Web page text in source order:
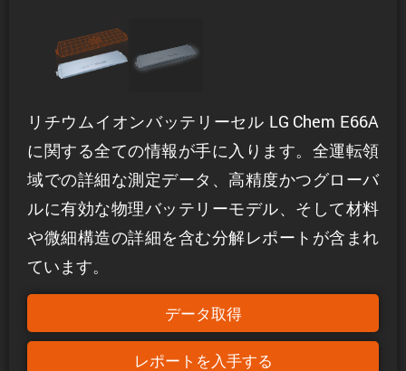
リチウムイオンバッテリーセル LG Chem E66A
に関する全ての情報が手に入ります。全運転領
域での詳細な測定データ、高精度かつグローバ
ルに有効な物理バッテリーモデル、そして材料
や微細構造の詳細を含む分解レポートが含まれ
ています。
データ取得
レポートを入手する